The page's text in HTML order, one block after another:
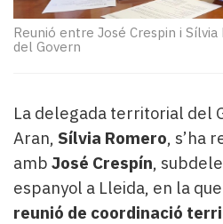
newsletter
del
patrocinat
Lo
més
llegit...
Editorial
Reunió entre José Crespin i Sílvia
del Govern
La delegada territorial del
Aran, Sílvia Romero, s’ha
amb José Crespín,
espanyol a Lleida, en la
reunió de coordinació